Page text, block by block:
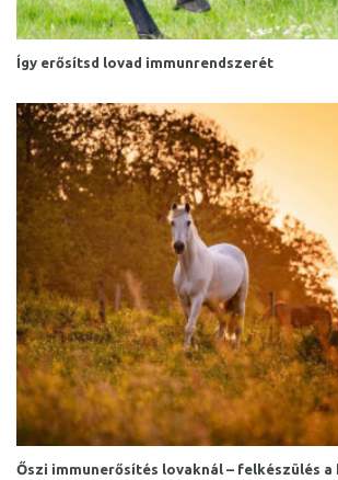
Így erősítsd lovad immunrendszerét
Őszi immunerősítés lovaknál – felkészülés a